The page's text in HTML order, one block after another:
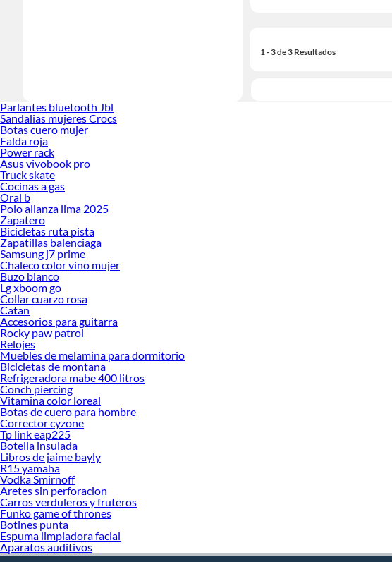
1 - 3 de 3 Resultados
Parlantes bluetooth Jbl
Sandalias mujeres Crocs
Botas cuero mujer
Falda roja
Power rack
Asus vivobook pro
Truck skate
Cocinas a gas
Oral b
Polo alianza lima 2025
Zapatero
Bicicletas ruta pista
Zapatillas balenciaga
Samsung j7 prime
Chaleco color vino mujer
Buzo blanco
Lg xboom go
Collar cuarzo rosa
Catan
Accesorios para guitarra
Rocky paw patrol
Relojes
Muebles de melamina para dormitorio
Bicicletas de montana
Refrigeradora mabe 400 litros
Conch piercing
Vitamina color loreal
Botas de cuero para hombre
Corrector cyzone
Tp link eap225
Botella insulada
Libros de jaime bayly
R15 yamaha
Vodka Smirnoff
Aretes sin perforacion
Carros verduleros y fruteros
Funko game of thrones
Botines punta
Espuma limpiadora facial
Aparatos auditivos